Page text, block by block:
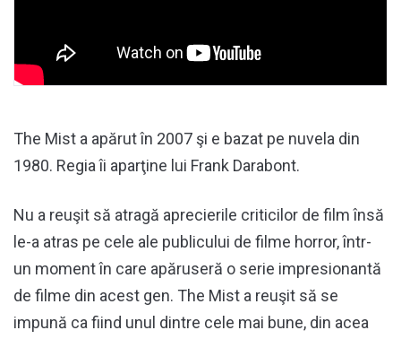
The Mist a apărut în 2007 şi e bazat pe nuvela din
1980. Regia îi aparţine lui Frank Darabont.
Nu a reuşit să atragă aprecierile criticilor de film însă
le-a atras pe cele ale publicului de filme horror, într-
un moment în care apăruseră o serie impresionantă
de filme din acest gen. The Mist a reuşit să se
impună ca fiind unul dintre cele mai bune, din acea